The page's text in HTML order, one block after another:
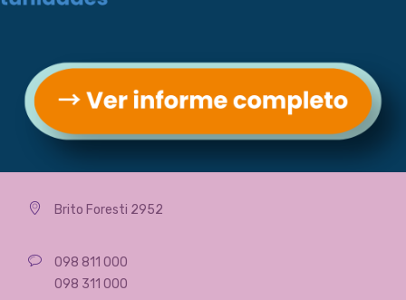
Contacta con OMEU
Brito Foresti 2952
098 811 000
098 311 000